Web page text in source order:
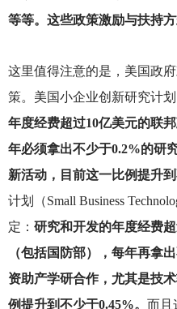
等等。这些政策激励与扶持方
这里值得注意的是，美国政
策。美国小企业创新研究计划
年度经费超过10亿美元的联
年必须拿出不少于0.2%的研
新活动，目前这一比例提升到
计划（Small Business
定： 研究和开发的年度经费
（包括国防部），每年再拿
资助产学研合作，尤其是技
例提升到不少于0.45%。 而且